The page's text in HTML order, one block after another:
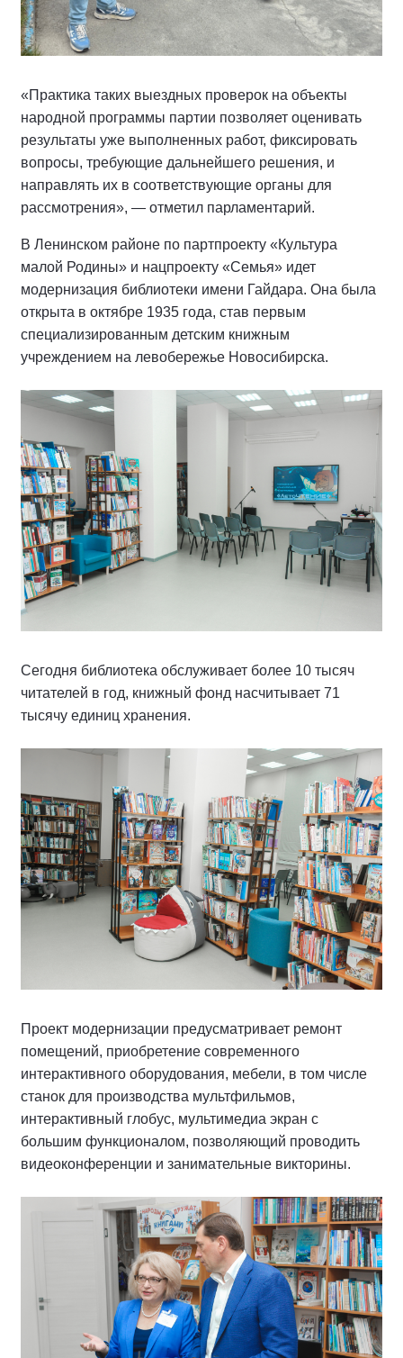
«Практика таких выездных проверок на объекты
народной программы партии позволяет оценивать
результаты уже выполненных работ, фиксировать
вопросы, требующие дальнейшего решения, и
направлять их в соответствующие органы для
рассмотрения», — отметил парламентарий.
В Ленинском районе по партпроекту «Культура
малой Родины» и нацпроекту «Семья» идет
модернизация библиотеки имени Гайдара. Она была
открыта в октябре 1935 года, став первым
специализированным детским книжным
учреждением на левобережье Новосибирска.
Сегодня библиотека обслуживает более 10 тысяч
читателей в год, книжный фонд насчитывает 71
тысячу единиц хранения.
Проект модернизации предусматривает ремонт
помещений, приобретение современного
интерактивного оборудования, мебели, в том числе
станок для производства мультфильмов,
интерактивный глобус, мультимедиа экран с
большим функционалом, позволяющий проводить
видеоконференции и занимательные викторины.